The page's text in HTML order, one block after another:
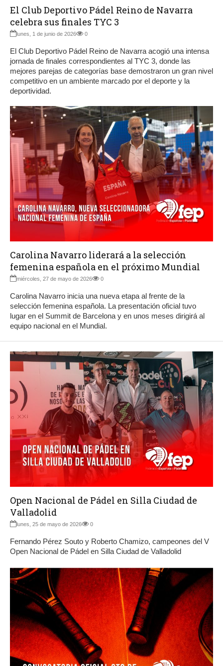
El Club Deportivo Pádel Reino de Navarra
celebra sus finales TYC 3
lunes, 1 de junio de 2026 0
El Club Deportivo Pádel Reino de Navarra acogió una intensa
jornada de finales correspondientes al TYC 3, donde las
mejores parejas de categorías base demostraron un gran nivel
competitivo en un ambiente marcado por el deporte y la
deportividad.
Carolina Navarro liderará a la selección
femenina española en el próximo Mundial
miércoles, 27 de mayo de 2026 0
Carolina Navarro inicia una nueva etapa al frente de la
selección femenina española. La presentación oficial tuvo
lugar en el Summit de Barcelona y en unos meses dirigirá al
equipo nacional en el Mundial.
Open Nacional de Pádel en Silla Ciudad de
Valladolid
lunes, 25 de mayo de 2026 0
Fernando Pérez Souto y Roberto Chamizo, campeones del V
Open Nacional de Pádel en Silla Ciudad de Valladolid